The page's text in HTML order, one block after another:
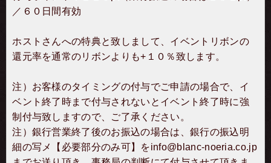
／６０日間有効
ホストさんへの特典と致しまして、イベントリボンの
還元率を通常のリボンよりも+１０％致します。
注）お客様のタイミングの付与でご申請の場合で、イ
ベント終了時まで付与されないとイベント終了時に強
制付与致しますので、ご了承ください。
注）銀行営業終了後のお振込の場合は、銀行の振込明
細の写メ【必要部分のみ可】をinfo@blanc-noeria.co.jp